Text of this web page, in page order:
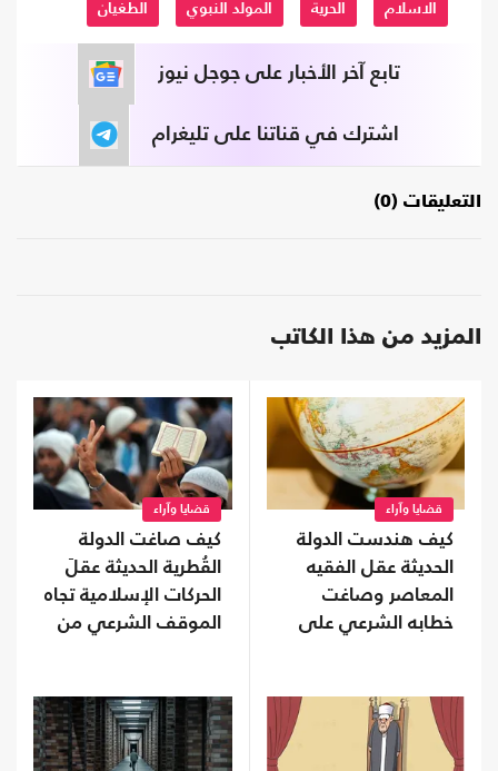
الاسلام الحرية المولد النبوي الطغيان
تابع آخر الأخبار على جوجل نيوز
اشترك في قناتنا على تليغرام
التعليقات (0)
المزيد من هذا الكاتب
قضايا وآراء
كيف هندست الدولة
الحديثة عقل الفقيه
المعاصر وصاغت
خطابه الشرعي على
قضايا وآراء
كيف صاغت الدولة
القُطرية الحديثة عقلَ
الحركات الإسلامية تجاه
الموقف الشرعي من